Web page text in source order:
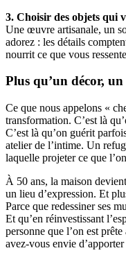
3. Choisir des objets qui
Une œuvre artisanale, un
adorez : les détails
nourrit ce que vous
Plus qu’un décor,
Ce que nous appelons «
transformation. C’est là
C’est là qu’on guérit
atelier de l’intime. Un
laquelle projeter ce que
À 50 ans, la maison
un lieu d’expression. Et
Parce que redessiner ses
Et qu’en réinvestissant
personne que l’on est
avez-vous envie